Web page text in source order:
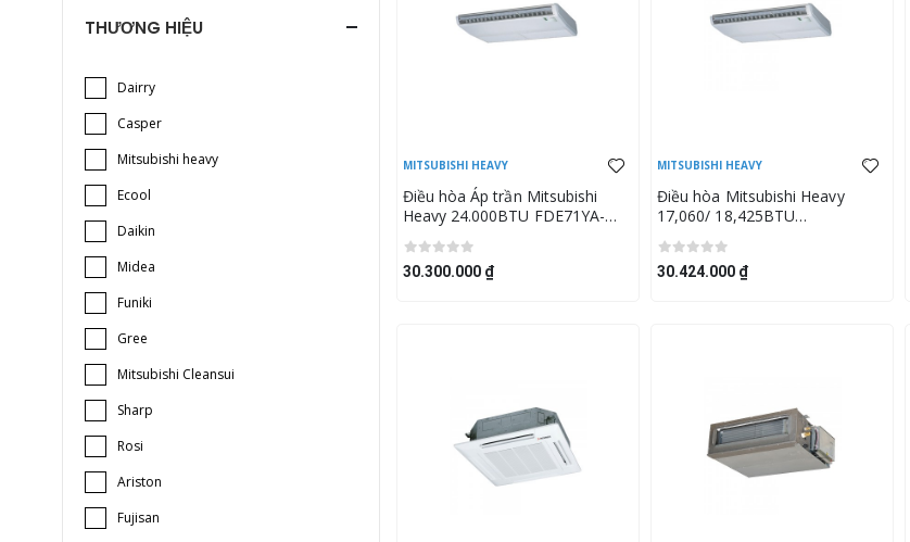
THƯƠNG HIỆU
Dairry
Casper
Mitsubishi heavy
Ecool
Daikin
Midea
Funiki
Gree
Mitsubishi Cleansui
Sharp
Rosi
Ariston
Fujisan
MITSUBISHI HEAVY
Điều hòa Áp trần Mitsubishi
Heavy 24.000BTU FDE71YA-
30.300.000 ₫
MITSUBISHI HEAVY
Điều hòa Mitsubishi Heavy
17,060/ 18,425BTU
30.424.000 ₫